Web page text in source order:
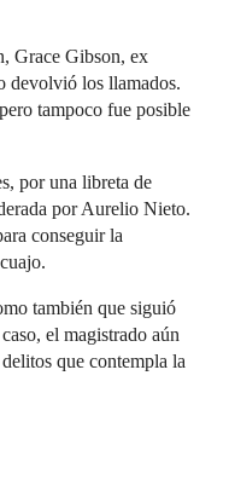
Grace Gibson, ex
devolvió los llamados.
tampoco fue posible
por una libreta de
por Aurelio Nieto.
conseguir la
también que siguió
el magistrado aún
que contempla la